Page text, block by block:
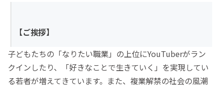
【ご挨拶】
子どもたちの「なりたい職業」の上位にYouTuberがラン
クインしたり、「好きなことで生きていく」を実現してい
る若者が増えてきています。また、複業解禁の社会の風潮